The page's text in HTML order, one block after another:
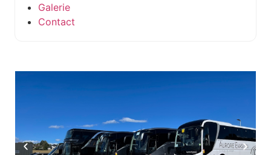
Galerie
Contact